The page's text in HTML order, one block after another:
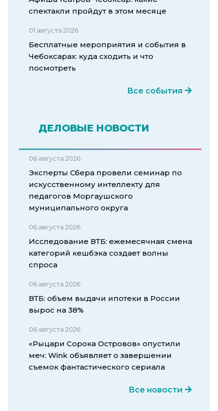
спектакли пройдут в этом месяце
01 августа 2026
Бесплатные мероприятия и события в
Чебоксарах: куда сходить и что
посмотреть
Все события
ДЕЛОВЫЕ НОВОСТИ
06 августа 2026
Эксперты Сбера провели семинар по
искусственному интеллекту для
педагогов Моргаушского
муниципального округа
06 августа 2026
Исследование ВТБ: ежемесячная смена
категорий кешбэка создает волны
спроса
06 августа 2026
ВТБ: объем выдачи ипотеки в России
вырос на 38%
06 августа 2026
«Рыцари Сорока Островов» опустили
меч: Wink объявляет о завершении
съемок фантастического сериала
Все новости